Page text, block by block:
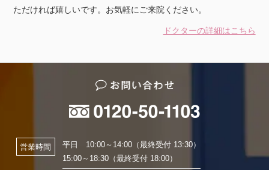
ただければ嬉しいです。お気軽にご来院ください。
ドクターの詳細はこちら
営業時間
平日 10:00～14:00（最終受付 13:30）
15:00～18:30（最終受付 18:00）